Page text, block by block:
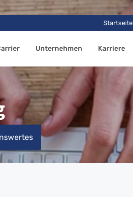
Startseite
Unternehmen Karriere